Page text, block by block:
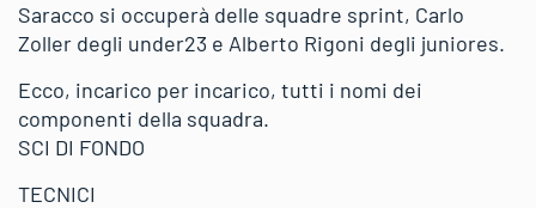
Saracco si occuperà delle squadre sprint, Carlo
Zoller degli under23 e Alberto Rigoni degli juniores.
Ecco, incarico per incarico, tutti i nomi dei
componenti della squadra.
SCI DI FONDO
TECNICI